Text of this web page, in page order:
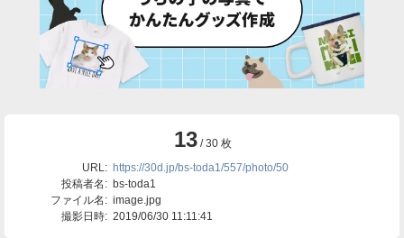
13/ 30 枚
URL: https://30d.jp/bs-toda1/557/photo/50
投稿者名: bs-toda1
ファイル名: image.jpg
撮影日時: 2019/06/30 11:11:41